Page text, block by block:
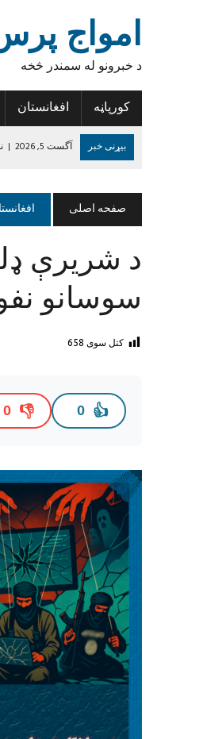
امواج
د خبرونو له سمندر څخه
کورپاڼه
افغانستان
بیړنی خبر آگست 5, 2026 |
کونړ کې ۳۶ زلزله‌ځپلو کورنیو ته نوي جوړ شوي کورونه وسپارل شول
آگست 4, 2026
| نیمروز کې د ورکې شوې ۱۹ کسیزې ډلې د
آگست 4, 2026
هرات کې د
د داعش واقعیت
صفحه اصلی
د شریرې
سوسانو
کتل سوی 658
👍
0
👎
0